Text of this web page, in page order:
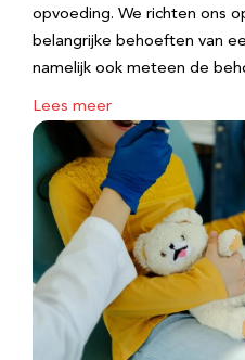
opvoeding. We richten ons
belangrijke behoeften van
namelijk ook meteen de
Lees meer